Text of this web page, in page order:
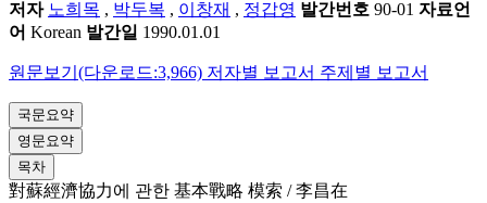
저자 노희목 , 박두복 , 이창재 , 정갑영 발간번호 90-01 자료언
어 Korean 발간일 1990.01.01
원문보기(다운로드:3,966) 저자별 보고서 주제별 보고서
국문요약
영문요약
목차
對蘇經濟協力에 관한 基本戰略 模索 / 李昌在